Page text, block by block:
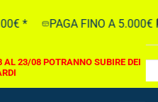
PAGA FINO A 5.000€ IN
23/08 POTRANNO SUBIRE DEI